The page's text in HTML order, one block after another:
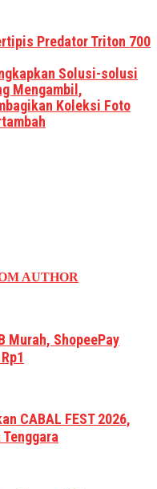
Predator Triton 700
Solusi-solusi
Mengambil,
Koleksi Foto
AUTHOR
Murah, ShopeePay
CABAL FEST 2026,